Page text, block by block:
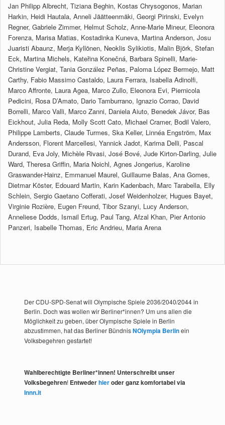
Jan Philipp Albrecht, Tiziana Beghin, Kostas Chrysogonos, Marian
Harkin, Heidi Hautala, Anneli Jäätteenmäki, Georgi Pirinski, Evelyn
Regner, Gabriele Zimmer, Helmut Scholz, Anne-Marie Mineur, Eleonora
Forenza, Marisa Matias, Kostadinka Kuneva, Martina Anderson, Josu
Juaristi Abaunz, Merja Kyllönen, Neoklis Sylikiotis, Malin Björk, Stefan
Eck, Martina Michels, Kateřina Konečná, Barbara Spinelli, Marie-
Christine Vergiat, Tania González Peñas, Paloma López Bermejo, Matt
Carthy, Fabio Massimo Castaldo, Laura Ferrara, Isabella Adinolfi,
Marco Affronte, Laura Agea, Marco Zullo, Eleonora Evi, Piernicola
Pedicini, Rosa D’Amato, Dario Tamburrano, Ignazio Corrao, David
Borrelli, Marco Valli, Marco Zanni, Daniela Aiuto, Benedek Jávor, Bas
Eickhout, Julia Reda, Molly Scott Cato, Michael Cramer, Bodil Valero,
Philippe Lamberts, Claude Turmes, Ska Keller, Linnéa Engström, Max
Andersson, Florent Marcellesi, Yannick Jadot, Karima Delli, Pascal
Durand, Eva Joly, Michèle Rivasi, José Bové, Jude Kirton-Darling, Julie
Ward, Theresa Griffin, Maria Noichl, Agnes Jongerius, Karoline
Graswander-Hainz, Emmanuel Maurel, Guillaume Balas, Ana Gomes,
Dietmar Köster, Edouard Martin, Karin Kadenbach, Marc Tarabella, Elly
Schlein, Sergio Gaetano Cofferati, Josef Weidenholzer, Hugues Bayet,
Virginie Rozière, Eugen Freund, Tibor Szanyi, Lucy Anderson,
Anneliese Dodds, Ismail Ertug, Paul Tang, Afzal Khan, Pier Antonio
Panzeri, Isabelle Thomas, Eric Andrieu, Maria Arena
Der CDU-SPD-Senat will Olympische Spiele 2036/2040/2044 in
Berlin. Doch was wollen wir Berliner*innen? Um uns allen die
Möglichkeit zu geben, über Olympische Spiele in Berlin
abzustimmen, hat das Berliner BündnisNOlympia Berlinein
Volksbegehren gestartet!
Wahlberechtigte Berliner*innen! Unterschreibt unser
Volksbegehren! Entwederhieroder ganz komfortabel via
Innn.it